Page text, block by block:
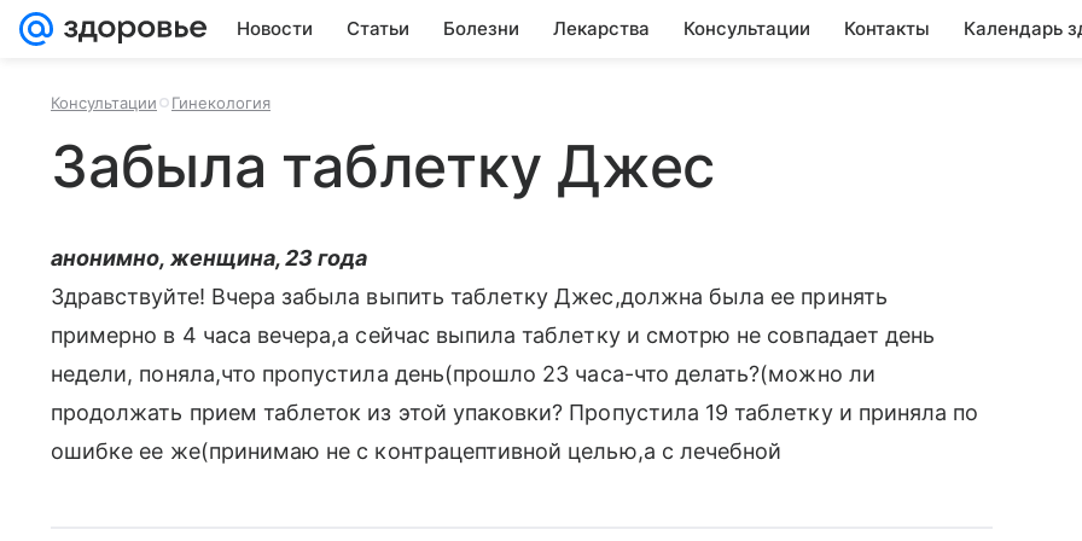
Новости Статьи Болезни Лекарства Консультации Контакты Календарь
Консультации Гинекология
Забыла таблетку Джес
анонимно, женщина, 23 года
Здравствуйте! Вчера забыла выпить таблетку Джес,должна была ее принять
примерно в 4 часа вечера,а сейчас выпила таблетку и смотрю не совпадает день
недели, поняла,что пропустила день(прошло 23 часа-что делать?(можно ли
продолжать прием таблеток из этой упаковки? Пропустила 19 таблетку и приняла по
ошибке ее же(принимаю не с контрацептивной целью,а с лечебной